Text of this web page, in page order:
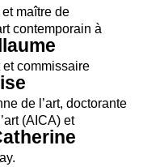
et maître de
contemporain à
et commissaire
de l’art, doctorante
(AICA) et